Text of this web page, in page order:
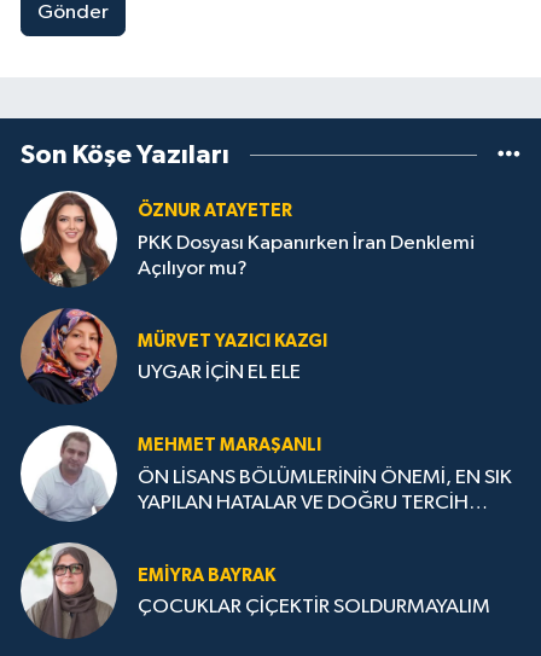
Gönder
Son Köşe Yazıları
ÖZNUR ATAYETER
PKK Dosyası Kapanırken İran Denklemi
Açılıyor mu?
MÜRVET YAZICI KAZGI
UYGAR İÇİN EL ELE
MEHMET MARAŞANLI
ÖN LİSANS BÖLÜMLERİNİN ÖNEMİ, EN SIK
YAPILAN HATALAR VE DOĞRU TERCİH
EMIYRA BAYRAK
ÇOCUKLAR ÇİÇEKTİR SOLDURMAYALIM